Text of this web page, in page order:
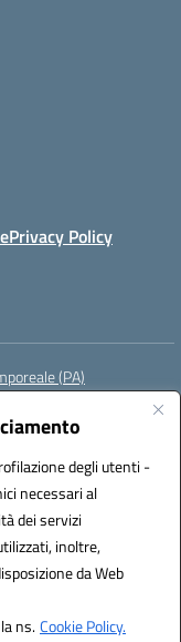
degli utenti -
necessari al
dei servizi
inoltre,
da Web
ns.Cookie Policy.
Privacy Policy
(PA)
S.r.l.